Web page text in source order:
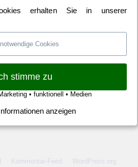
(23) Blauer Montag(22)
(17) DFB-Pokal(62)
(22) Hertha BSC Berlin
(21) Transfers(7)
Kommentar-Feed WordPress.org
erhalten Sie in unserer
Cookies
stimme zu
• funktionell • Medien
anzeigen